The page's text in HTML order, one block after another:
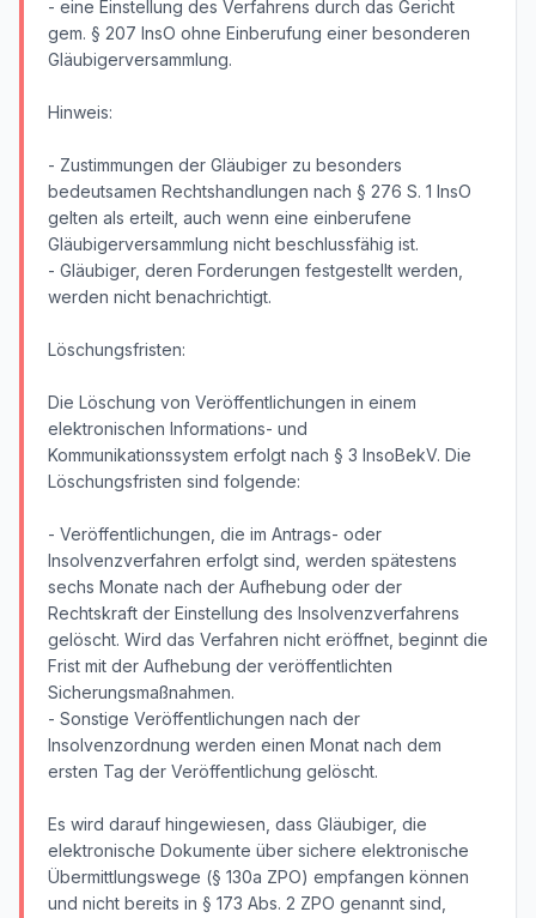
- eine Einstellung des Verfahrens durch das Gericht
gem. § 207 InsO ohne Einberufung einer besonderen
Gläubigerversammlung.
Hinweis:
- Zustimmungen der Gläubiger zu besonders
bedeutsamen Rechtshandlungen nach § 276 S. 1 InsO
gelten als erteilt, auch wenn eine einberufene
Gläubigerversammlung nicht beschlussfähig ist.
- Gläubiger, deren Forderungen festgestellt werden,
werden nicht benachrichtigt.
Löschungsfristen:
Die Löschung von Veröffentlichungen in einem
elektronischen Informations- und
Kommunikationssystem erfolgt nach § 3 InsoBekV. Die
Löschungsfristen sind folgende:
- Veröffentlichungen, die im Antrags- oder
Insolvenzverfahren erfolgt sind, werden spätestens
sechs Monate nach der Aufhebung oder der
Rechtskraft der Einstellung des Insolvenzverfahrens
gelöscht. Wird das Verfahren nicht eröffnet, beginnt die
Frist mit der Aufhebung der veröffentlichten
Sicherungsmaßnahmen.
- Sonstige Veröffentlichungen nach der
Insolvenzordnung werden einen Monat nach dem
ersten Tag der Veröffentlichung gelöscht.
Es wird darauf hingewiesen, dass Gläubiger, die
elektronische Dokumente über sichere elektronische
Übermittlungswege (§ 130a ZPO) empfangen können
und nicht bereits in § 173 Abs. 2 ZPO genannt sind,